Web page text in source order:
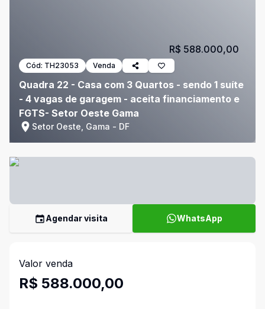
Cód: TH23053 Venda
Quadra 22 - Casa com 3 Quartos - sendo 1 suíte
- 4 vagas de garagem - aceita financiamento e
FGTS- Setor Oeste Gama
Setor Oeste, Gama - DF
R$ 588.000,00
Agendar visita WhatsApp
Valor venda
R$ 588.000,00